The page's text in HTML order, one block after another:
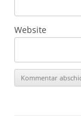
Website